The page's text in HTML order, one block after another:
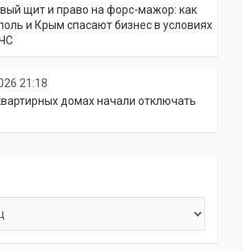
щит и право на форс-мажор: как
и Крым спасают бизнес в условиях
21:18
домах начали отключать